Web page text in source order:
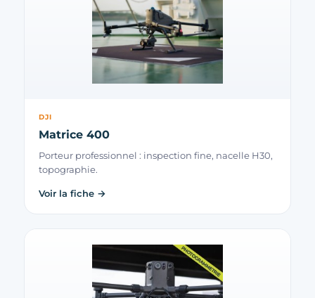
DJI
Matrice 400
Porteur professionnel : inspection fine, nacelle H30,
topographie.
Voir la fiche →